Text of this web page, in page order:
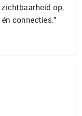
op,
connecties.”